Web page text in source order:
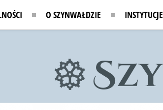
O SZYNWAŁDZIE INSTYTUCJE